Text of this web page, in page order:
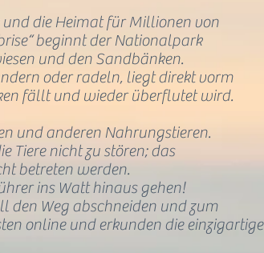
und die Heimat für Millionen von
beginnt der Nationalpark
und den Sandbänken.
oder radeln, liegt direkt vorm
fällt und wieder überflutet wird.
und anderen Nahrungstieren.
Tiere nicht zu stören; das
betreten werden.
ins Watt hinaus gehen!
den Weg abschneiden und zum
onlineund erkunden die einzigartige